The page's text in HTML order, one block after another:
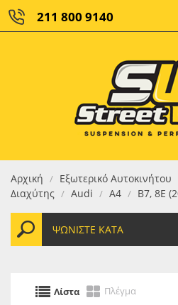
211 800 9140
Αρχική / Εξωτερικό Αυτοκινήτου
Διαχύτης / Audi / A4 / B7, 8E
ΨΩΝΊΣΤΕ ΚΑΤΆ
Λίστα Πλέγμα